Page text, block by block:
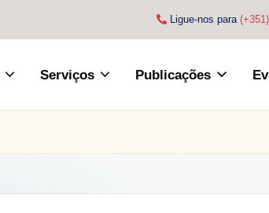
Ligue-nos para
Serviços Publicações